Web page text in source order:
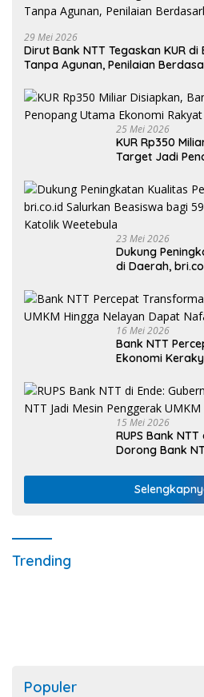
29 Mei 2026
Dirut Bank NTT Tegaskan KUR
Tanpa Agunan, Penilaian
25 Mei 2026
KUR Rp350
Target Jadi
23 Mei 2026
Dukung
di Daerah,
Weetebula
16 Mei 2026
Bank NTT
Ekonomi
15 Mei 2026
RUPS Bank
Dorong Bank
Trending
Populer